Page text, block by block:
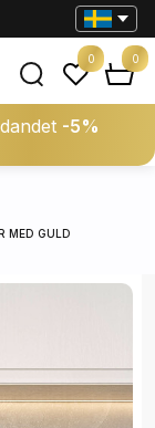
-5%
0 0
MED GULD